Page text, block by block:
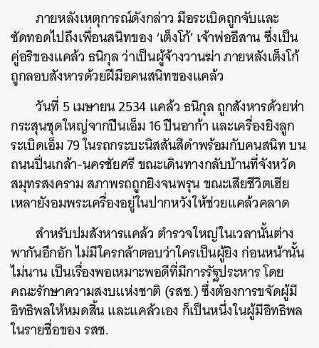
ภายหลังเหตุการณ์ดังกล่าว มือระเบิดถูกจับและ
ซัดทอดไปถึงเพื่อนสนิทของ ‘เต็งโก้’ เจ้าพ่ออีสาน ซึ่งเป็น
คู่อริของแคล้ว ธนิกุล ว่าเป็นผู้จ้างวานฆ่า ภายหลังเต็งโก้
ถูกลอบสังหารด้วยฝีมือคนสนิทของแคล้ว
วันที่ 5 เมษายน 2534 แคล้ว ธนิกุล ถูกสังหารด้วยห่า
กระสุนชุดใหญ่จากปืนเอ็ม 16 ปืนอาก้า และเครื่องยิงลูก
ระเบิดเอ็ม 79 ในรถกระบะนิสสันสีดำพร้อมกับคนสนิท บน
ถนนปิ่นเกล้า-นครชัยศรี ขณะเดินทางกลับบ้านที่จังหวัด
สมุทรสงคราม สภาพรถถูกยิงจนพรุน ขณะเสียชีวิตเฮีย
เหลายังอมพระเครื่องอยู่ในปากหวังให้ช่วยแคล้วคลาด
สำหรับปมสังหารแคล้ว ตำรวจใหญ่ในเวลานั้นต่าง
พากันอึกอัก ไม่มีใครกล้าตอบว่าใครเป็นผู้ยิง ก่อนหน้านั้น
ไม่นาน เป็นเรื่องพอเหมาะพอดีที่มีการรัฐประหาร โดย
คณะรักษาความสงบแห่งชาติ (รสช.) ซึ่งต้องการขจัดผู้มี
อิทธิพลให้หมดสิ้น และแคล้วเอง ก็เป็นหนึ่งในผู้มีอิทธิพล
ในรายชื่อของ รสช.